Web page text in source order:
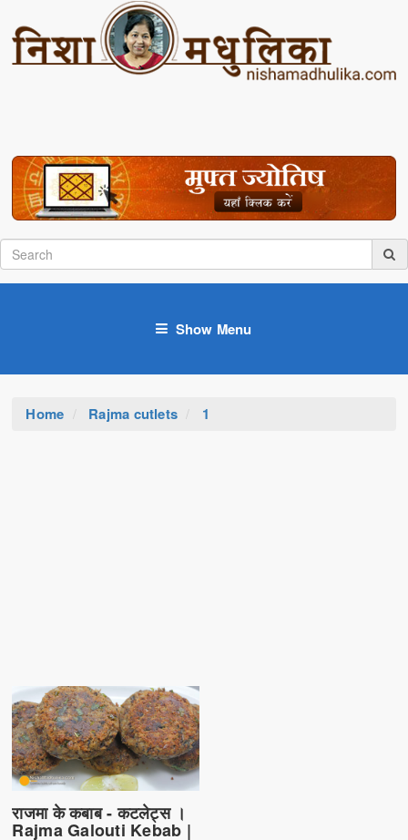
Show Menu
Home Rajma cutlets 1
राजमा के कबाब - कटलेट्स ।
Rajma Galouti Kebab |